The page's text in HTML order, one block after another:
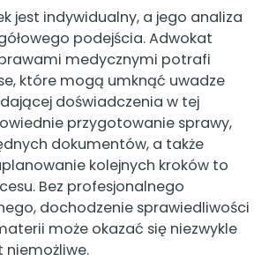
jest indywidualny, a jego analiza
podejścia. Adwokat
medycznymi potrafi
które mogą umknąć uwadze
doświadczenia w tej
przygotowanie sprawy,
dokumentów, a także
kolejnych kroków to
Bez profesjonalnego
dochodzenie sprawiedliwości
może okazać się niezwykle
niemożliwe.